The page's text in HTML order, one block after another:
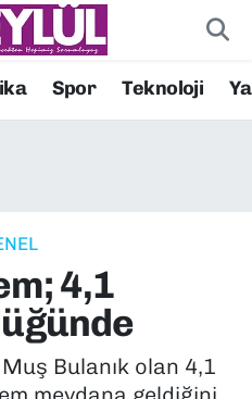
Spor Teknoloji
4,1
Bulanık olan 4,1
ve Fikstür